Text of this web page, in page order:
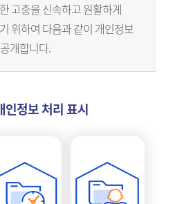
고충을 신속하고 원활하게
위하여 다음과 같이 개인정보
개합니다.
인정보 처리 표시